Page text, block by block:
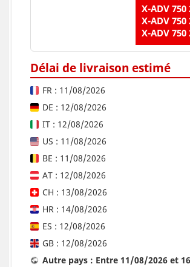
X-ADV 750
X-ADV 750
X-ADV 750
Délai de livraison estimé
FR : 11/08/2026
DE : 12/08/2026
IT : 12/08/2026
US : 11/08/2026
BE : 11/08/2026
AT : 12/08/2026
CH : 13/08/2026
HR : 14/08/2026
ES : 12/08/2026
GB : 12/08/2026
Autre pays : Entre 11/08/2026 et